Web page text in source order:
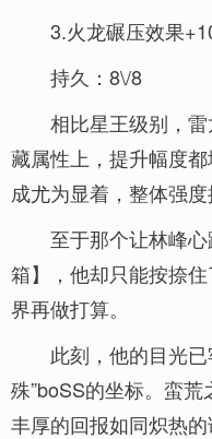
3.火龙碾压效果
持久：8\/8
相比星王级别，
藏属性上，提升幅度
成尤为显着，整体强度
至于那个让林峰
箱】，他却只能按捺
界再做打算。
此刻，他的目光
殊”boSS的坐标。蛮
丰厚的回报如同炽热的